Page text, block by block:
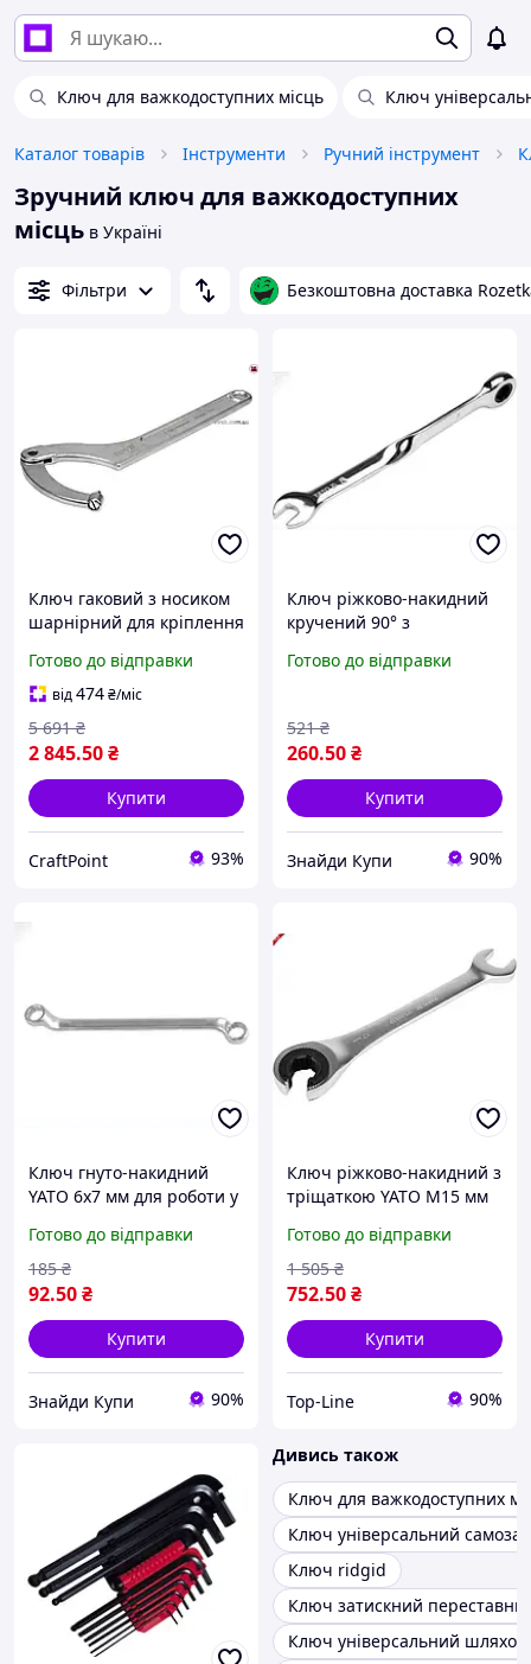
Ключ для важкодоступних місць Ключ
Каталог товарів Інструменти Ручний інструмент
Зручний ключ для важкодоступних
місць в Україні
Фільтри Безкоштовна доставка
Ключ гаковий з носиком
шарнірний для кріплення
важкодоступних місцях
міцний і зручний
Готово до відправки
від474₴/міс
2 845.50₴
5 691 ₴
Купити
CraftPoint 93%
Ключ ріжково-накидний
кручений 90° з
для зручного
важкодоступних місцях
Готово до відправки
260.50₴
521 ₴
Купити
Знайди Купи 90%
Ключ гнуто-накидний
YATO 6x7 мм для роботи у
міцний і зручний
Готово до відправки
92.50₴
185 ₴
Купити
Знайди Купи 90%
Ключ ріжково-накидний з
тріщаткою YATO М15 мм
міцний для
важкодоступних місць
Готово до відправки
752.50₴
1 505 ₴
Купити
Top-Line 90%
Дивись також
Ключ для важкодоступних
Ключ універсальний
Ключ ridgid
Ключ затискний
Ключ універсальний